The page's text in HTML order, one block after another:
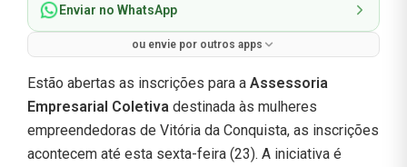
Enviar no WhatsApp
ou envie por outros apps
Estão abertas as inscrições para a Assessoria
Empresarial Coletiva destinada às mulheres
empreendedoras de Vitória da Conquista, as inscrições
acontecem até esta sexta-feira (23). A iniciativa é